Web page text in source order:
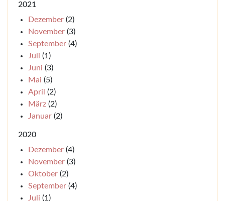
2021
Dezember (2)
November (3)
September (4)
Juli (1)
Juni (3)
Mai (5)
April (2)
März (2)
Januar (2)
2020
Dezember (4)
November (3)
Oktober (2)
September (4)
Juli (1)